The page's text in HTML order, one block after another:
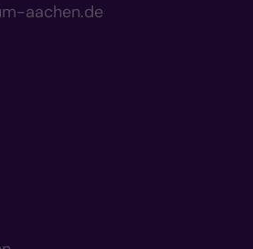
aachen.de